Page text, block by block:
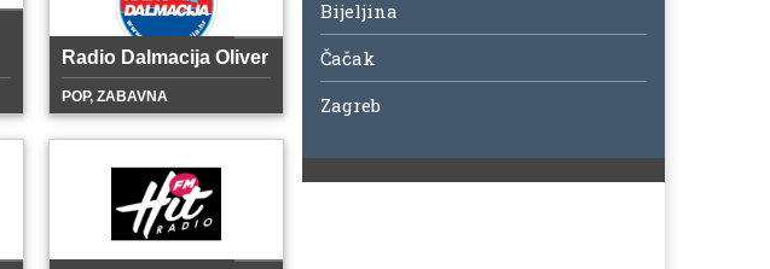
Radio Dalmacija Oliver
POP, ZABAVNA
Bijeljina
Čačak
Zagreb